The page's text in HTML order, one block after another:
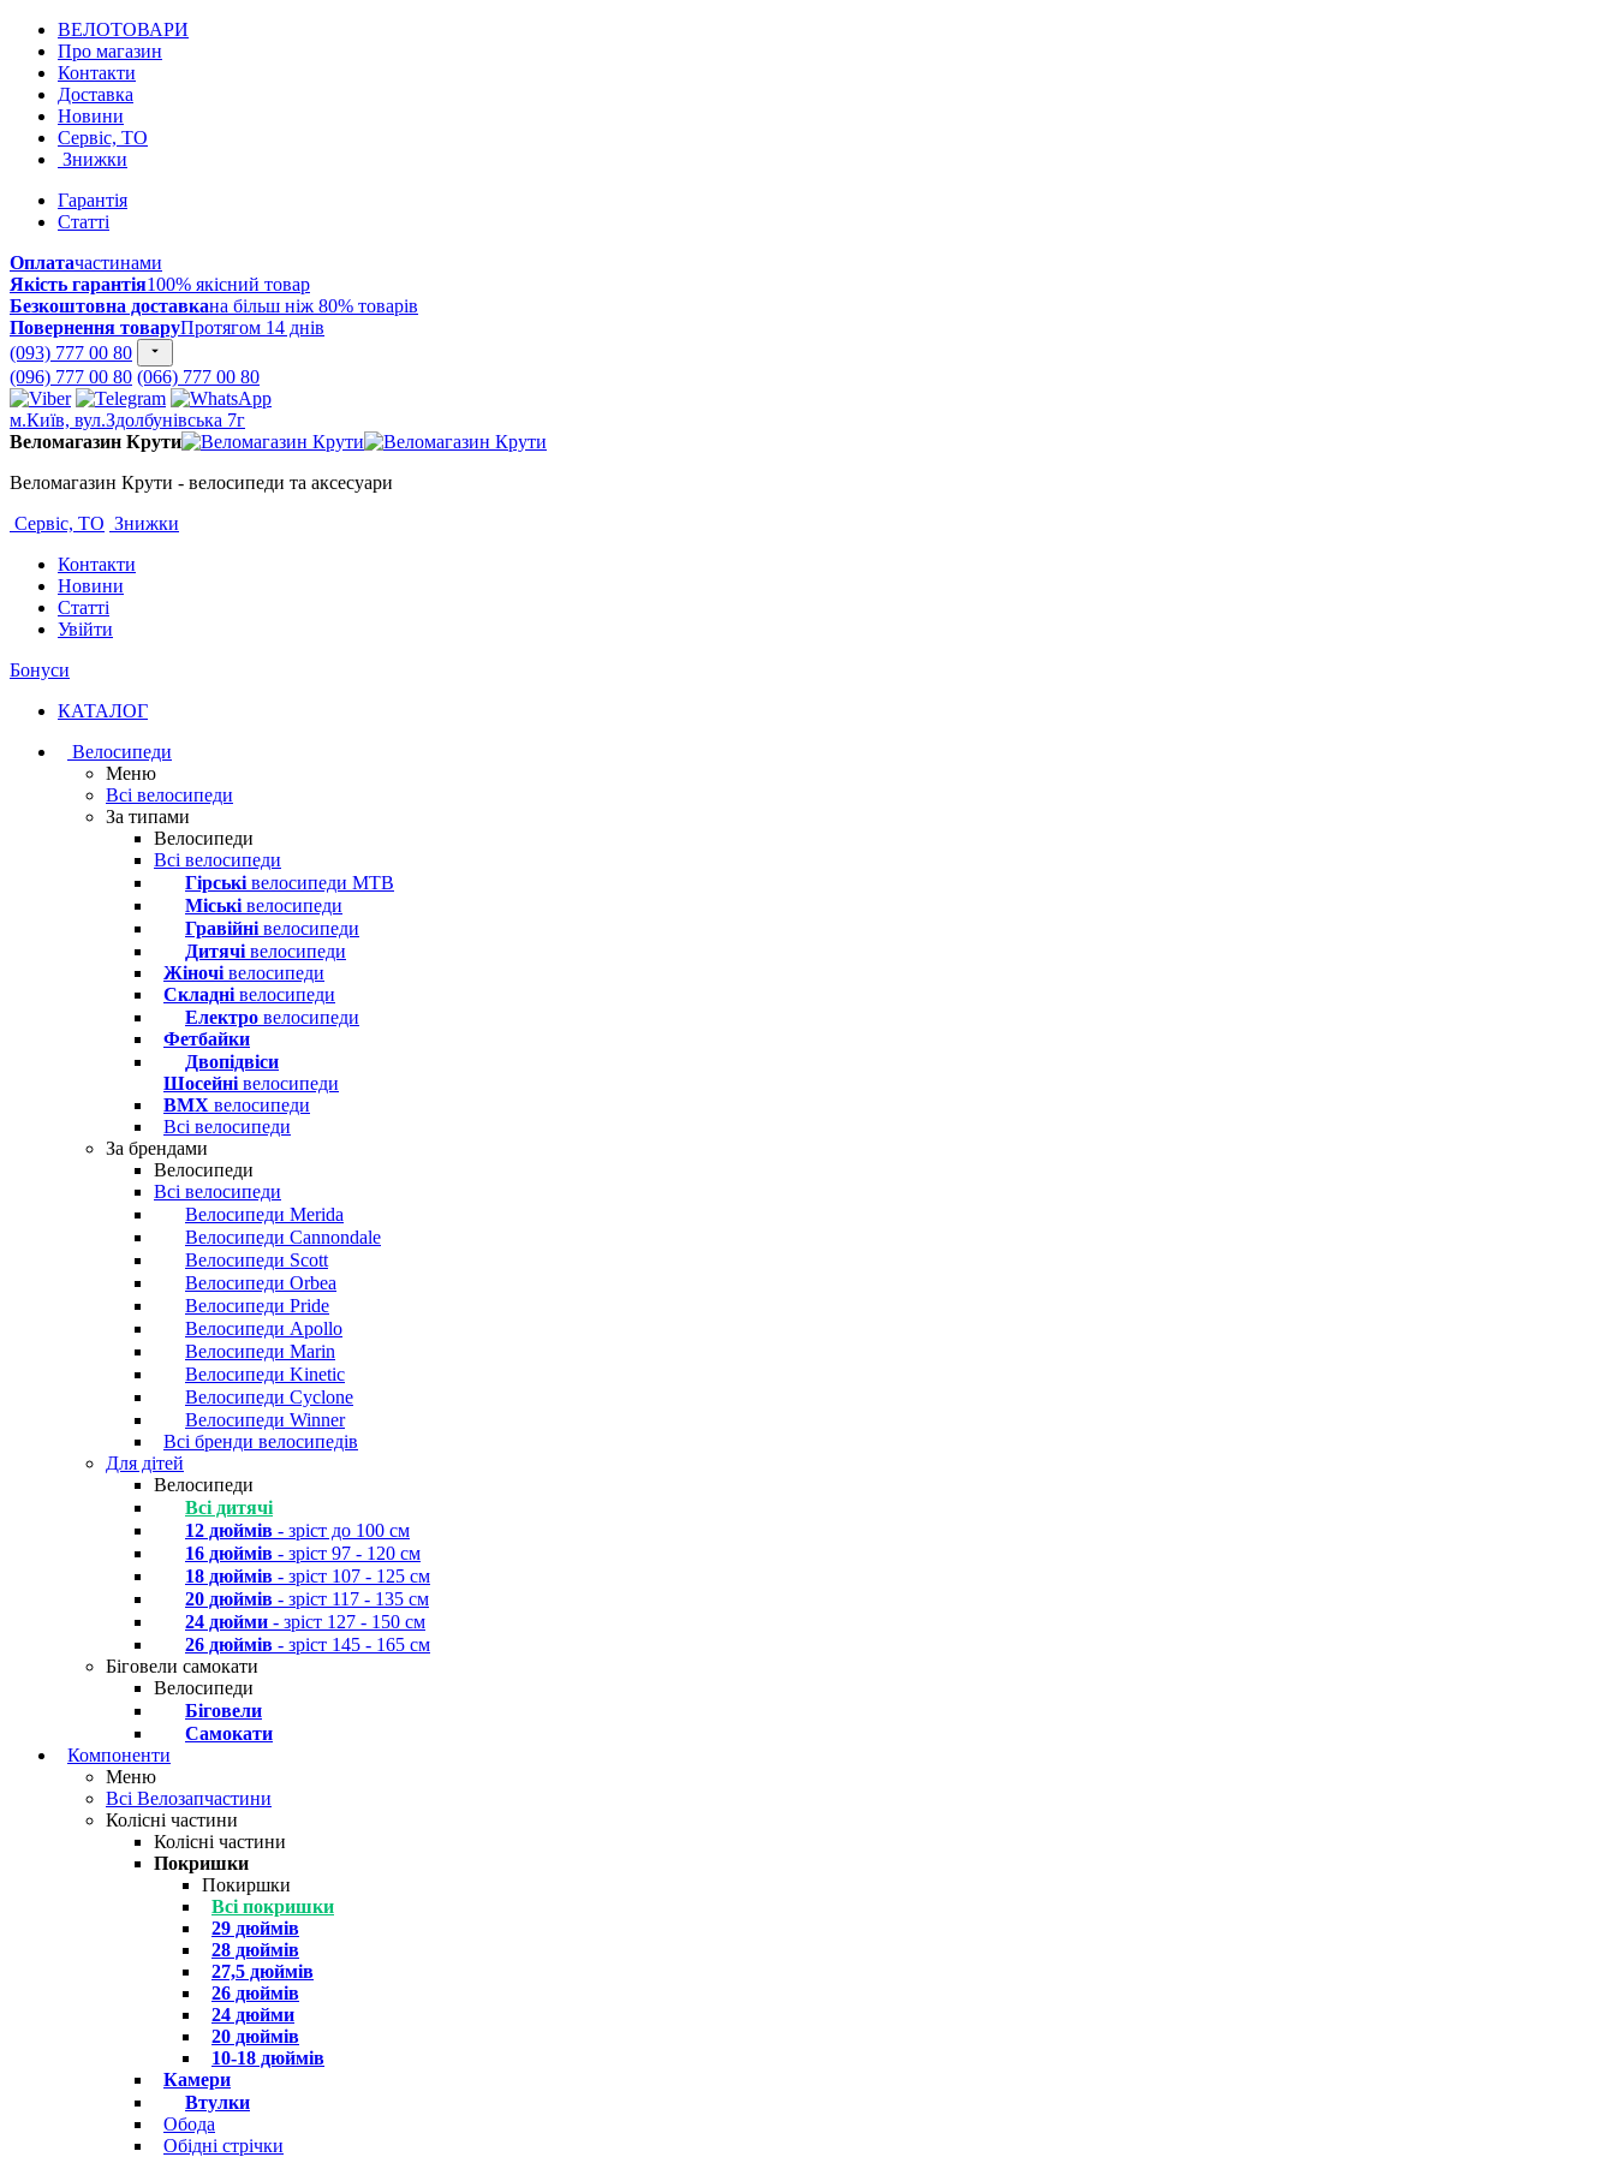
ВЕЛОТОВАРИ
Про магазин
Контакти
Доставка
Новини
Сервіс, ТО
Знижки
Гарантія
Статті
Оплатачастинами
Якість гарантія100% якісний товар
Безкоштовна доставкана більш ніж 80% товарів
Повернення товаруПротягом 14 днів
(093) 777 00 80
(096) 777 00 80 (066) 777 00 80
м.Київ, вул.Здолбунівська 7г
Веломагазин Крути
Веломагазин Крути - велосипеди та аксесуари
Сервіс, ТО Знижки
Контакти
Новини
Статті
Увійти
Бонуси
КАТАЛОГ
Велосипеди
Меню
Всі велосипеди
За типами
Велосипеди
Всі велосипеди
Гірські велосипеди MTB
Міські велосипеди
Гравійні велосипеди
Дитячі велосипеди
Жіночі велосипеди
Складні велосипеди
Електро велосипеди
Фетбайки
Двопідвіси
Шосейні велосипеди
BMX велосипеди
Всі велосипеди
За брендами
Велосипеди
Всі велосипеди
Велосипеди Merida
Велосипеди Cannondale
Велосипеди Scott
Велосипеди Orbea
Велосипеди Pride
Велосипеди Apollo
Велосипеди Marin
Велосипеди Kinetic
Велосипеди Cyclone
Велосипеди Winner
Всі бренди велосипедів
Для дітей
Велосипеди
Всі дитячі
12 дюймів - зріст до 100 см
16 дюймів - зріст 97 - 120 см
18 дюймів - зріст 107 - 125 см
20 дюймів - зріст 117 - 135 см
24 дюйми - зріст 127 - 150 см
26 дюймів - зріст 145 - 165 см
Біговели самокати
Велосипеди
Біговели
Самокати
Компоненти
Меню
Всі Велозапчастини
Колісні частини
Колісні частини
Покришки
Покиршки
Всі покришки
29 дюймів
28 дюймів
27,5 дюймів
26 дюймів
24 дюйми
20 дюймів
10-18 дюймів
Камери
Втулки
Обода
Обідні стрічки